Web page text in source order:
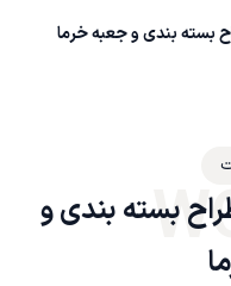
بسته بندی و جعبه خرما
بسته بندی و